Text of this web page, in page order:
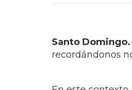
Santo Domingo.
recordándonos